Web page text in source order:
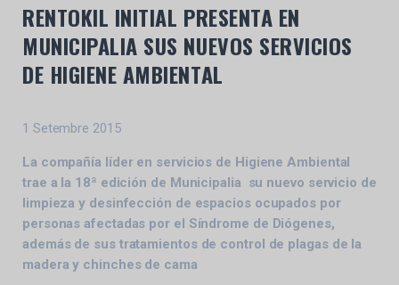
RENTOKIL INITIAL PRESENTA EN
MUNICIPALIA SUS NUEVOS SERVICIOS
DE HIGIENE AMBIENTAL
1 Setembre 2015
La compañía líder en servicios de Higiene Ambiental
trae a la 18ª edición de Municipalia su nuevo servicio de
limpieza y desinfección de espacios ocupados por
personas afectadas por el Síndrome de Diógenes,
además de sus tratamientos de control de plagas de la
madera y chinches de cama